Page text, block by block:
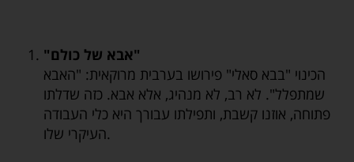
"אבא של כולם"
הכינוי "בבא סאלי" פירושו בערבית מרוקאית: "האבא
שמתפלל". לא רב, לא מנהיג, אלא אבא. כזה שדלתו
פתוחה, אוזנו קשבת, ותפילתו עבורך היא כלי העבודה
העיקרי שלו.